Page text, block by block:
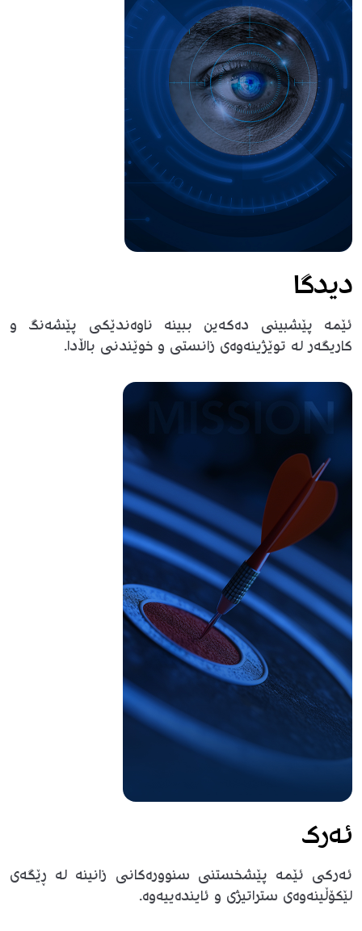
دیدگا
ئێمە پێشبینی دەکەین ببینە ناوەندێکی پێشەنگ و
کاریگەر لە توێژینەوەی زانستی و خوێندنی باڵادا.
ئەرک
ئەرکی ئێمە پێشخستنی سنوورەکانی زانینە لە ڕێگەی
لێکۆڵینەوەی ستراتیژی و ئایندەییەوە.